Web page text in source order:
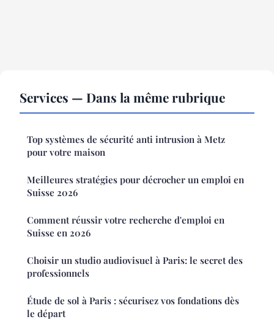
Services — Dans la même rubrique
Top systèmes de sécurité anti intrusion à Metz
pour votre maison
Meilleures stratégies pour décrocher un emploi en
Suisse 2026
Comment réussir votre recherche d'emploi en
Suisse en 2026
Choisir un studio audiovisuel à Paris: le secret des
professionnels
Étude de sol à Paris : sécurisez vos fondations dès
le départ